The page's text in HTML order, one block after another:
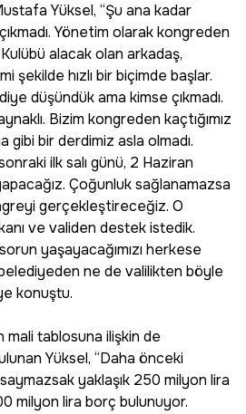
Yüksel, “Şu ana kadar
Yönetim olarak kongreden
alacak olan arkadaş,
şekilde hızlı bir biçimde başlar.
düşündük ama kimse çıkmadı.
Bizim kongreden kaçtığımız
gibi bir derdimiz asla olmadı.
ilk salı günü, 2 Haziran
Çoğunluk sağlanamazsa
gerçekleştireceğiz. O
ve validen destek istedik.
yaşayacağımızı herkese
ne de valilikten böyle
konuştu.
mali tablosuna ilişkin de
Yüksel, “Daha önceki
yaklaşık 250 milyon lira
milyon lira borç bulunuyor.